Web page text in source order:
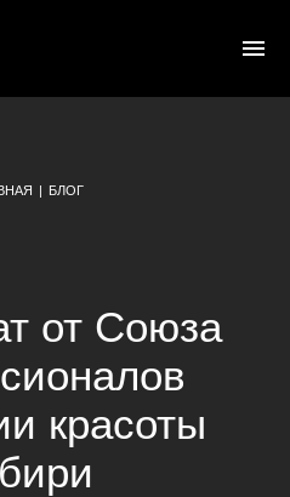
| БЛОГ
от Союза
красоты